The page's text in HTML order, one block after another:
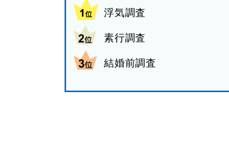
浮気調査
素行調査
結婚前調査